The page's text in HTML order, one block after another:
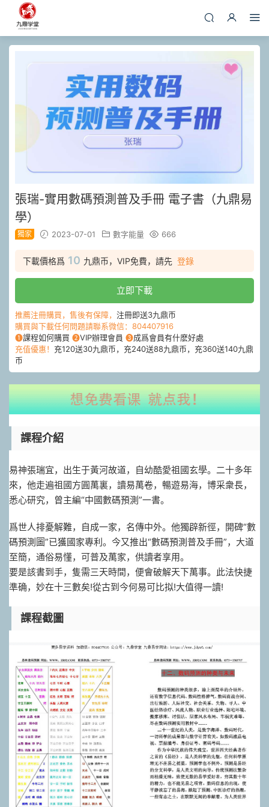
張瑞-實用數碼預測普及手冊 電子書（九鼎易
學）
獨家 2023-07-01 數字能量 666
下載價格爲 10 九鼎币，VIP免費，請先 登錄
立即下載
推薦注冊購買，售後有保障， 注冊即送3九鼎币
購買與下載任何問題請聯系微信：804407916
❶課程如何購買 ❷VIP辦理會員 ❸成爲會員有什麽好處
充值優惠！ 充120送30九鼎币，充240送88九鼎币，充360送140九鼎
币
課程介紹
易神張瑞宜，出生于黃河故道，自幼酷愛祖國玄學。二十多年
來，他走遍祖國方圓萬裏，讀易萬卷，暢遊易海，博采衆長，
悉心研究，曾主編“中國數碼預測”一書。
爲世人排憂解難，自成一家，名傳中外。他獨辟新徑，開碑“數
碼預測圖”已獲國家專利。今又推出“數碼預測普及手冊”，大道
至簡，通俗易懂，可普及萬家，供讀者享用。
要是該書到手，隻需三天時間，便會破解天下萬事。此法快捷
準确，妙在十三數矣!從古到今何易可比拟!大值得一讀!
課程截圖